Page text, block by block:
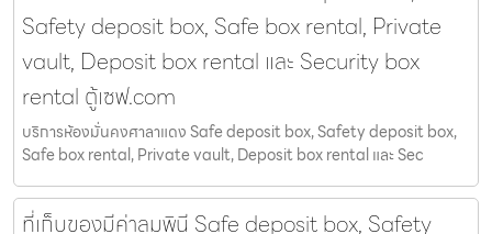
Safety deposit box, Safe box rental, Private
vault, Deposit box rental และ Security box
rental ตู้เซฟ.com
บริการห้องมั่นคงศาลาแดง Safe deposit box, Safety deposit box,
Safe box rental, Private vault, Deposit box rental และ Sec
ที่เก็บของมีค่าลุมพินี Safe deposit box, Safety